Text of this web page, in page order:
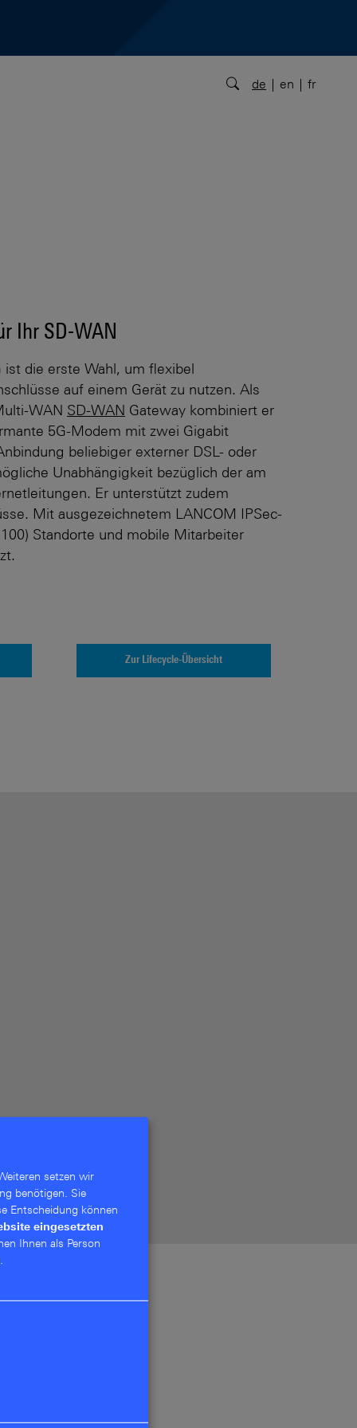
de en fr
Ihr SD-WAN
ist die erste Wahl, um flexibel
auf einem Gerät zu nutzen. Als
WAN SD-WAN Gateway kombiniert er
5G-Modem mit zwei Gigabit
beliebiger externer DSL- oder
Unabhängigkeit bezüglich der am
Er unterstützt zudem
Mit ausgezeichnetem LANCOM IPSec-
Standorte und mobile Mitarbeiter
Zur Lifecycle-Übersicht
setzen wir
benötigen. Sie
Entschei­dung können
eingesetzten
Ihnen als Person
.